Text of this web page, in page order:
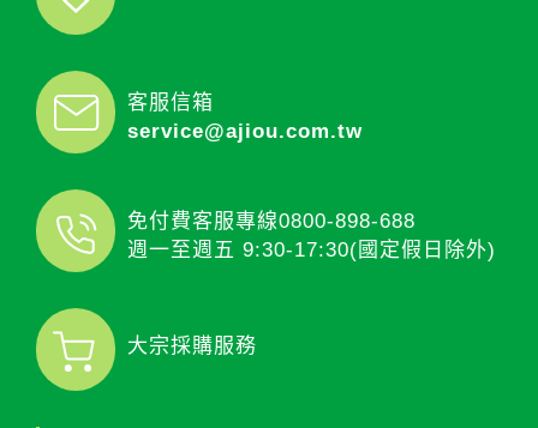
客服信箱
service@ajiou.com.tw
免付費客服專線0800-898-688
週一至週五 9:30-17:30(國定假日除外)
大宗採購服務